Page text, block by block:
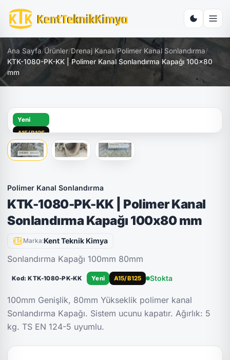
Ana Sayfa/Ürünler/Drenaj Kanalı/Polimer Kanal Sonlandırma/
KTK-1080-PK-KK | Polimer Kanal Sonlandırma Kapağı 100x80
mm
Yeni
A15/B125
Polimer Kanal Sonlandırma
KTK-1080-PK-KK | Polimer Kanal
Sonlandırma Kapağı 100x80 mm
Marka:Kent Teknik Kimya
Sonlandırma Kapağı 100mm 80mm
Kod: KTK-1080-PK-KK Yeni A15/B125 Stokta
100mm Genişlik, 80mm Yükseklik polimer kanal
Sonlandırma Kapağı. Sistem ucunu kapatır. Ağırlık: 5
kg. TS EN 124-5 uyumlu.